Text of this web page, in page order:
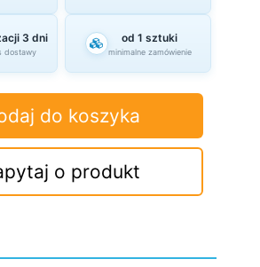
3 dni
dostawy
od 1 sztuki
minimalne zamówienie
o produkt
do koszyka